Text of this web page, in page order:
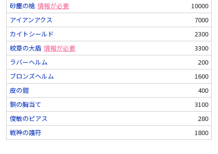
砂塵の槍 情報が必要
10000
アイアンアクス
7000
カイトシールド
2300
紋章の大盾 情報が必要
3300
ラバーヘルム
200
ブロンズヘルム
1600
皮の鎧
400
銅の胸当て
3100
俊敏のピアス
280
戦神の護符
1800